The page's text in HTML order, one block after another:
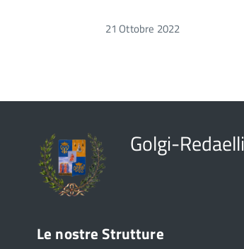
21 Ottobre 2022
Golgi-Redaelli
Le nostre Strutture